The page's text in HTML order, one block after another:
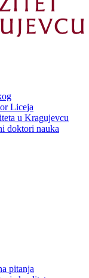
Liceja
u Kragujevcu
doktori nauka
pitanja